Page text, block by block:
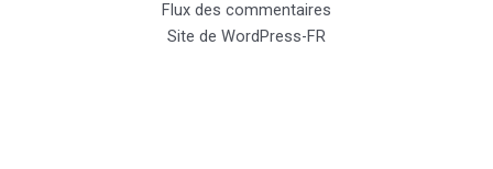
Flux des commentaires
Site de WordPress-FR